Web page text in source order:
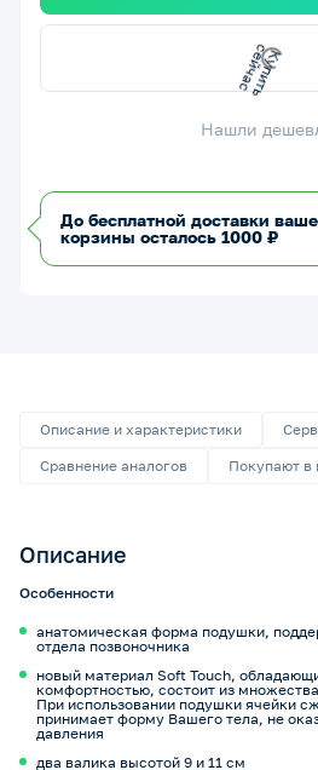
Купить
сейчас
Нашли
До бесплатной доставки
корзины осталось 1000 ₽
Описание и характеристики
Сравнение аналогов
Покупают в
Описание
Особенности
анатомическая форма подушки,
отдела позвоночника
новый материал Soft Touch,
комфортностью, состоит из
При использовании подушки ячейки
принимает форму Вашего тела, не
давления
два валика высотой 9 и 11 см